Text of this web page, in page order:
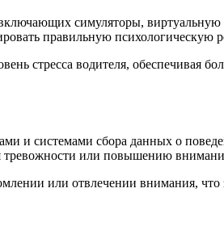
симуляторы,
правильную психологическую
стресса водителя, обеспечивая
и системами сбора данных о
тревожности или повышению
или отвлечении внимания,